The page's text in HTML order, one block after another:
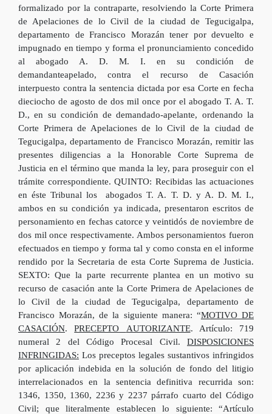
formalizado por la contraparte, resolviendo la Corte Primera
de Apelaciones de lo Civil de la ciudad de Tegucigalpa,
departamento de Francisco Morazán tener por devuelto e
impugnado en tiempo y forma el pronunciamiento concedido
al abogado A. D. M. I. en su condición de
demandanteapelado, contra el recurso de Casación
interpuesto contra la sentencia dictada por esa Corte en fecha
dieciocho de agosto de dos mil once por el abogado T. A. T.
D., en su condición de demandado-apelante, ordenando la
Corte Primera de Apelaciones de lo Civil de la ciudad de
Tegucigalpa, departamento de Francisco Morazán, remitir las
presentes diligencias a la Honorable Corte Suprema de
Justicia en el término que manda la ley, para proseguir con el
trámite correspondiente. QUINTO: Recibidas las actuaciones
en éste Tribunal los abogados T. A. T. D. y A. D. M. I.,
ambos en su condición ya indicada, presentaron escritos de
personamiento en fechas catorce y veintidós de noviembre de
dos mil once respectivamente. Ambos personamientos fueron
efectuados en tiempo y forma tal y como consta en el informe
rendido por la Secretaria de esta Corte Suprema de Justicia.
SEXTO: Que la parte recurrente plantea en un motivo su
recurso de casación ante la Corte Primera de Apelaciones de
lo Civil de la ciudad de Tegucigalpa, departamento de
Francisco Morazán, de la siguiente manera: “MOTIVO DE
CASACIÓN.PRECEPTO AUTORIZANTE. Artículo: 719
numeral 2 del Código Procesal Civil. DISPOSICIONES
INFRINGIDAS: Los preceptos legales sustantivos infringidos
por aplicación indebida en la solución de fondo del litigio
interrelacionados en la sentencia definitiva recurrida son:
1346, 1350, 1360, 2236 y 2237 párrafo cuarto del Código
Civil; que literalmente establecen lo siguiente: “Artículo